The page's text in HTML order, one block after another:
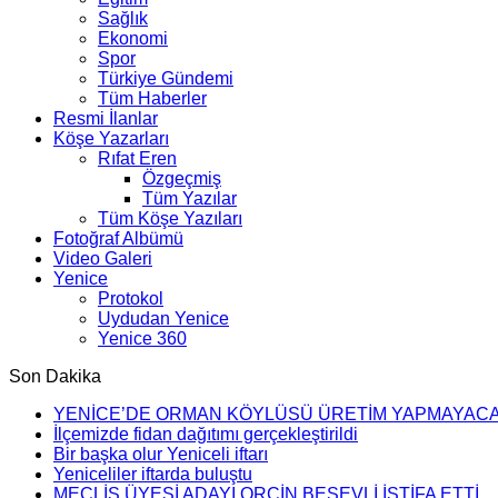
Sağlık
Ekonomi
Spor
Türkiye Gündemi
Tüm Haberler
Resmi İlanlar
Köşe Yazarları
Rıfat Eren
Özgeçmiş
Tüm Yazılar
Tüm Köşe Yazıları
Fotoğraf Albümü
Video Galeri
Yenice
Protokol
Uydudan Yenice
Yenice 360
Son Dakika
YENİCE’DE ORMAN KÖYLÜSÜ ÜRETİM
İlçemizde fidan dağıtımı gerçekleştirildi
Bir başka olur Yeniceli iftarı
Yeniceliler iftarda buluştu
MECLİS ÜYESİ ADAYI ORÇİN BEŞEVLİ İSTİFA ETTİ